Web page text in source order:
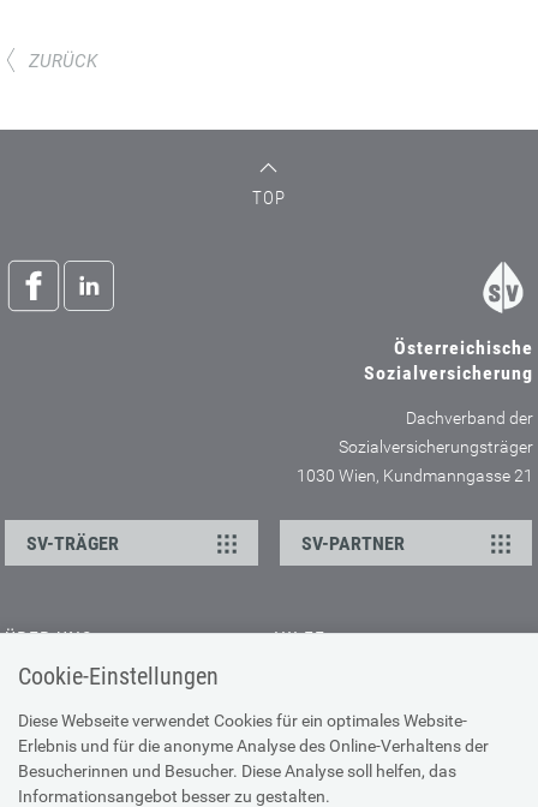
Cookie-Einstellungen
Diese Webseite verwendet Cookies für ein optimales Website-
Erlebnis und für die anonyme Analyse des Online-Verhaltens der
Besucherinnen und Besucher. Diese Analyse soll helfen, das
Informationsangebot besser zu gestalten.
ZURÜCK
TOP
Österreichische
Sozialversicherung
Dachverband der
Sozialversicherungsträger
1030 Wien, Kundmanngasse 21
SV-TRÄGER SV-PARTNER
ÜBER UNS
Kontakt
Offene Stellen
Presse
HILFE
Browser-Info & Sicherheit
Hilfe zur Suche
Technische Unterstützung